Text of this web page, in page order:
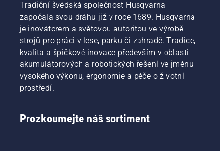
Tradiční švédská společnost Husqvarna
započala svou dráhu již v roce 1689. Husqvarna
je inovátorem a světovou autoritou ve výrobě
strojů pro práci v lese, parku či zahradě. Tradice,
kvalita a špičkové inovace především v oblasti
akumulátorových a robotických řešení ve jménu
vysokého výkonu, ergonomie a péče o životní
prostředí.
Prozkoumejte náš sortiment